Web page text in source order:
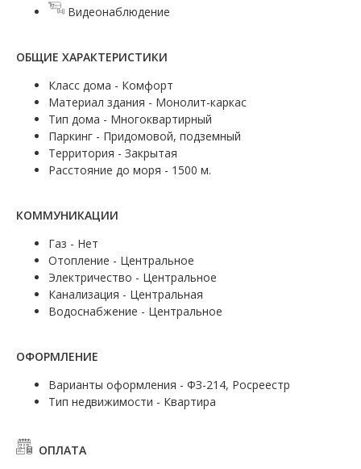
Видеонаблюдение
ОБЩИЕ ХАРАКТЕРИСТИКИ
Класс дома - Комфорт
Материал здания - Монолит-каркас
Тип дома - Многоквартирный
Паркинг - Придомовой, подземный
Территория - Закрытая
Расстояние до моря - 1500 м.
КОММУНИКАЦИИ
Газ - Нет
Отопление - Центральное
Электричество - Центральное
Канализация - Центральная
Водоснабжение - Центральное
ОФОРМЛЕНИЕ
Варианты оформления - ФЗ-214, Росреестр
Тип недвижимости - Квартира
ОПЛАТА